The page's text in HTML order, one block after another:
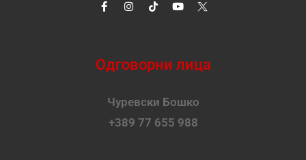
Одговорни лица
Чуревски Бошко
+389 77 655 988